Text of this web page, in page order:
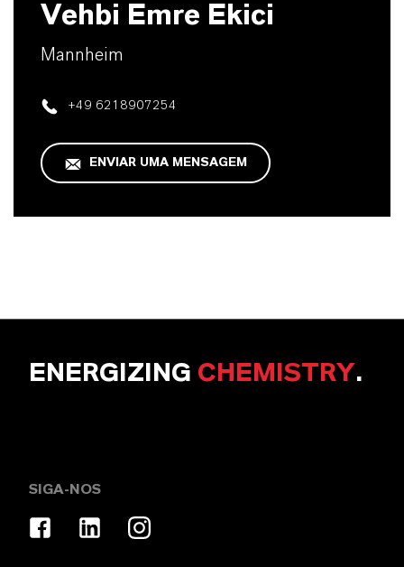
Vehbi Emre Ekici
Mannheim
+49 6218907254
ENVIAR UMA MENSAGEM
ENERGIZING CHEMISTRY.
SIGA-NOS